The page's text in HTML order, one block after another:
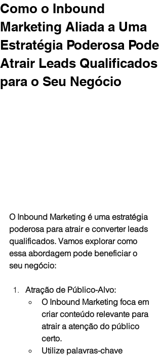
Como o Inbound
Marketing Aliada a Uma
Estratégia Poderosa Pode
Atrair Leads Qualificados
para o Seu Negócio
O Inbound Marketing é uma estratégia
poderosa para atrair e converter leads
qualificados. Vamos explorar como
essa abordagem pode beneficiar o
seu negócio:
Atração de Público-Alvo:
O Inbound Marketing foca em
criar conteúdo relevante para
atrair a atenção do público
certo.
Utilize palavras-chave